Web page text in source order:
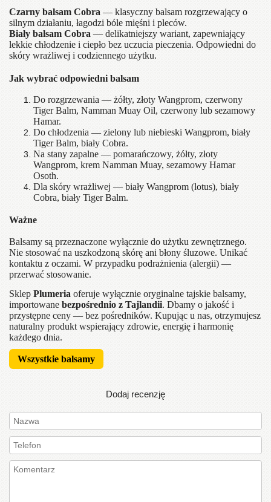
Czarny balsam Cobra — klasyczny balsam rozgrzewający o
silnym działaniu, łagodzi bóle mięśni i pleców.
Biały balsam Cobra — delikatniejszy wariant, zapewniający
lekkie chłodzenie i ciepło bez uczucia pieczenia. Odpowiedni do
skóry wrażliwej i codziennego użytku.
Jak wybrać odpowiedni balsam
Do rozgrzewania — żółty, złoty Wangprom, czerwony
Tiger Balm, Namman Muay Oil, czerwony lub sezamowy
Hamar.
Do chłodzenia — zielony lub niebieski Wangprom, biały
Tiger Balm, biały Cobra.
Na stany zapalne — pomarańczowy, żółty, złoty
Wangprom, krem Namman Muay, sezamowy Hamar
Osoth.
Dla skóry wrażliwej — biały Wangprom (lotus), biały
Cobra, biały Tiger Balm.
Ważne
Balsamy są przeznaczone wyłącznie do użytku zewnętrznego.
Nie stosować na uszkodzoną skórę ani błony śluzowe. Unikać
kontaktu z oczami. W przypadku podrażnienia (alergii) —
przerwać stosowanie.
Sklep Plumeria oferuje wyłącznie oryginalne tajskie balsamy,
importowane bezpośrednio z Tajlandii. Dbamy o jakość i
przystępne ceny — bez pośredników. Kupując u nas, otrzymujesz
naturalny produkt wspierający zdrowie, energię i harmonię
każdego dnia.
Wszystkie balsamy
Dodaj recenzję